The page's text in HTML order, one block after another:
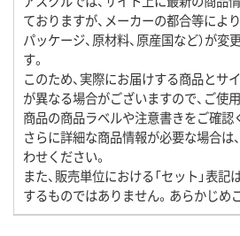
ておりますが、メーカーの都合等により
パッケージ、原材料、原産国など）が
す。
このため、実際にお届けする商品とサ
が異なる場合がございますので、ご使
商品の商品ラベルや注意書きをご確認
さらに詳細な商品情報が必要な場合は
わせください。
また、販売単位における「セット」表
するものではありません。あらかじめ